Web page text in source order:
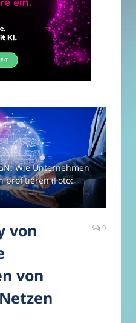
Wie Unternehmen
profitieren (Foto:
von
von
0